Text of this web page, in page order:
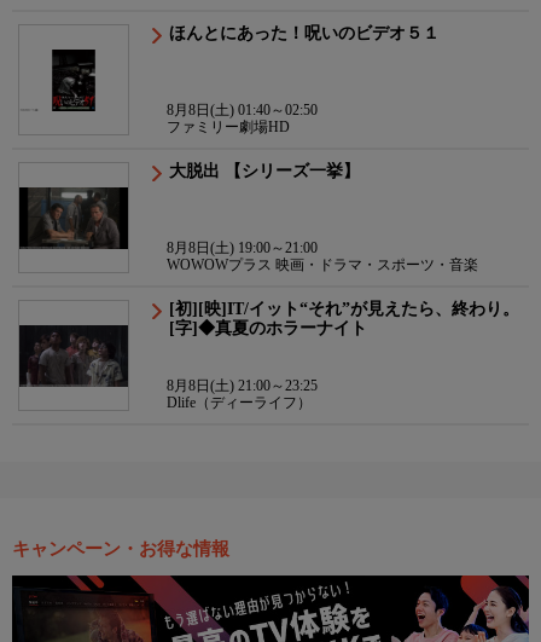
ほんとにあった！呪いのビデオ５１
8月8日(土) 01:40～02:50
ファミリー劇場HD
大脱出 【シリーズ一挙】
8月8日(土) 19:00～21:00
WOWOWプラス 映画・ドラマ・スポーツ・音楽
[初][映]IT/イット“それ”が見えたら、終わり。
[字]◆真夏のホラーナイト
8月8日(土) 21:00～23:25
Dlife（ディーライフ）
キャンペーン・お得な情報